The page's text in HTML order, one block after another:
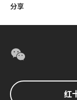
分享
红